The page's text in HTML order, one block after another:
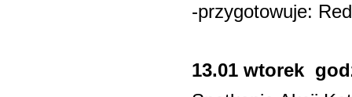
-przygotowuje:
13.01 wtorek